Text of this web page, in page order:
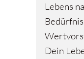
Lebens
Dein